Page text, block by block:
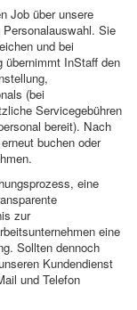
Job über unsere
Sie
und bei
übernimmt InStaff den
(bei
Servicegebühren
bereit). Nach
buchen oder
eine
zur
eine
Sollten dennoch
Kundendienst
und Telefon